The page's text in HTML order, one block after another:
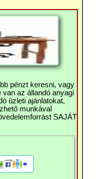
-
pénzt keresni, vagy
van az állandó anyagi
üzleti ajánlatokat,
munkával
SAJÁT